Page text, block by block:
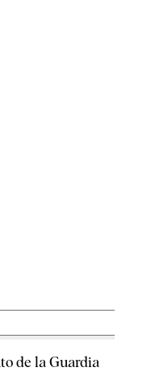
de la Guardia